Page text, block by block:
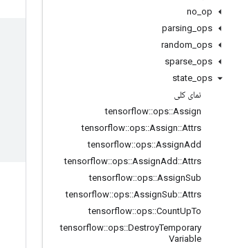
no op
parsing ops
random ops
sparse ops
state ops
نمای کلی
tensorflow::ops::Assign
tensorflow::ops::Assign::Attrs
tensorflow::ops::AssignAdd
tensorflow::ops::AssignAdd ::Attrs
tensorflow::ops::AssignSub
tensorflow::ops::AssignSub::Attrs
tensorflow::ops::CountUpTo
tensorflow::ops::DestroyTemporary
Variable